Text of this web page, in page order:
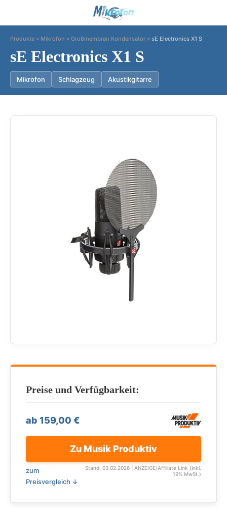
Produkte » Mikrofon » Großmembran Kondensator » sE Electronics X1 S
sE Electronics X1 S
Mikrofon Schlagzeug Akustikgitarre
Preise und Verfügbarkeit:
ab 159,00 €
Zu Musik Produktiv
zum
Preisvergleich ↓
Stand: 03.02.2026 | ANZEIGE/Affiliate Link (inkl.
19% MwSt.)